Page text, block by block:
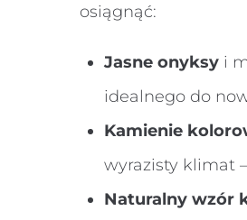
osiągnąć:
Jasne onyksy i
idealnego do
Kamienie
wyrazisty klimat
Naturalny wzór